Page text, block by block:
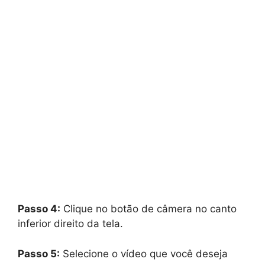
Passo 4: Clique no botão de câmera no canto
inferior direito da tela.
Passo 5: Selecione o vídeo que você deseja